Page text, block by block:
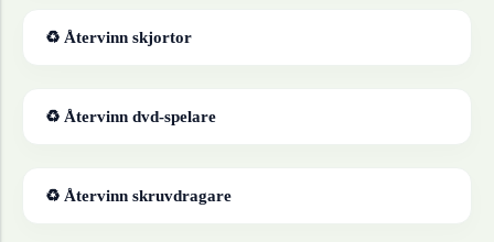
♻ Återvinn skjortor
♻ Återvinn dvd-spelare
♻ Återvinn skruvdragare